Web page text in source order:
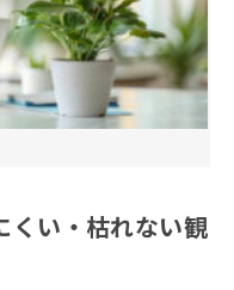
合わせ
わせ
合わせ
くい・枯れない観